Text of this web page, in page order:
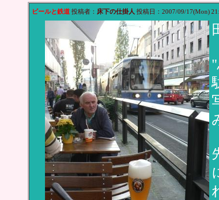
ビールと鉄道投稿者： 床下の仕掛人 投稿日：2007/09/17(Mon)